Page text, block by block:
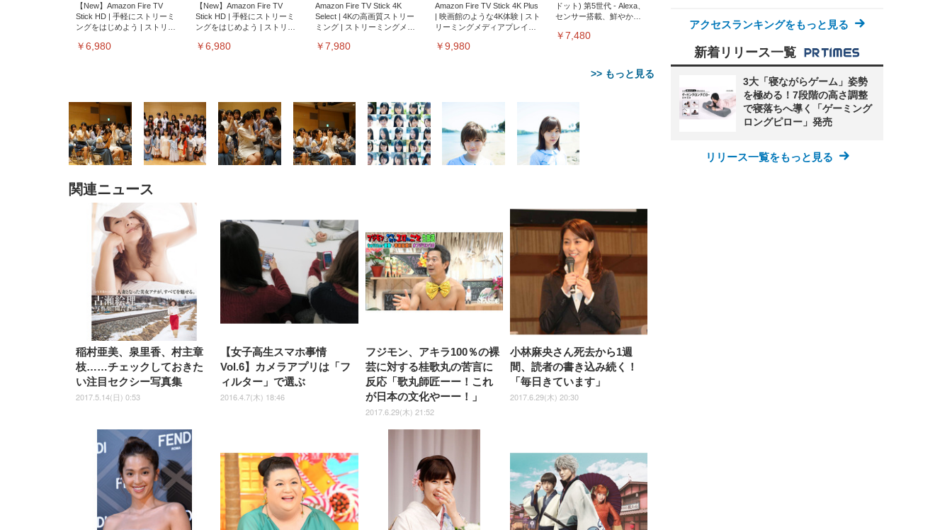
【New】Amazon Fire TV
Stick HD | 手軽にストリーミ
ングをはじめよう | ストリー
￥6,980
【New】Amazon Fire TV
Stick HD | 手軽にストリーミ
ングをはじめよう | ストリー
￥6,980
Amazon Fire TV Stick 4K
Select | 4Kの高画質ストリー
ミング | ストリーミングメデ
￥7,980
Amazon Fire TV Stick 4K Plus
| 映画館のような4K体験 | スト
リーミングメディアプレイヤ
￥9,980
ドット) 第5世代 - Alexa、
センサー搭載、鮮やかな
￥7,480
>> もっと見る
[EdoErgo] オフィスチェア 椅
子 テレワーク 疲れない 跳ね
上げ式アームレスト コンパク
ト 約105度ロッキング pc 事務
椅子 360度回転 座面昇降 強化
ナイロン樹脂ベース 通気性メ
ッシュ 在宅ワーク H-
WY01(黒網+黒枠+黒足)
￥5,699
／デスクチェア メッシュチェ
ア 人間工学 疲れない ブラッ
チェア 疲れない テレワーク
チェア 強化バックレスト 30
度ロッキング機能 人間工学 椅
子 腰サポート 90度跳ね上げ
式アームレスト 3Dヘッドレス
ト ハンガー付き 高反発クッシ
ョン PCチェア 通気性メッシ
ュ ゲーミング/勉強/事務用 お
しゃれ パソコンチェア (ブラ
ック)
￥7,680
Sezlife オフィスチェア デスク
チェア 疲れない テレワーク
チェア 強化バックレスト 30度
ロッキング機能 人間工学 椅子
腰サポート 90度跳ね上げ式ア
ームレスト 3Dヘッドレスト
ハンガー付き 高反発クッショ
ン PCチェア 通気性メッシュ
ゲーミング/勉強/事務用 おし
ゃれ パソコンチェア (ホワイ
￥7,680
ア デスクチェア 肘なし メ
ッシュ 通気性 ランバーサ
ポート付き 腰サポート ガ
ス圧無段階昇降 360度回
転 キャスター付き コンパ
クト 幅52×奥行58.5×高さ
84～96cm テレワーク 在
宅勤務 ブラック
￥4,139
EIZO ビジネス向けプレミア
ムモニター | FlexScan
EV3240X-WT | 31.5型4K
UHD・USB Type-C・ホワイ
￥105,595
EIZO ビジネス向けプレミア
EV2740X-WT | 27.0型4K
UHD・USB Type-C・ホワイ
ク付き（CFI-ZDM1J）
￥49,979
HD（1920×1080）VA 非光
沢 HDMI/DisplayPort/VGA
スピーカー内蔵 高さ調整 ス
イベル VESA対応
ComfortView ビジネス向け
￥15,800
Gaming Monitor 24” Essential ゲ
ーミングモニター QD 24.5インチ
1ms FHD 量子ドット 残像低減 (3
年保証 | 輝点保証 | 日本メーカー)
￥34,980
Amazonベーシック ペットシ
ーツ 薄型 レギュラー 1回使い
捨て 無香料 ホワイト 300枚
￥3,373
ーツ 厚型 ワイド 42枚x2袋(84
枚) ホワイト(吸収面:ライトブ
ツ L 中型犬用 26枚入り 単品
￥1,800
Smart Basic(スマートベーシ
ック) 【Amazon.co.jp限定】
Smart Basic アイリスオーヤマ
ペットシーツ 超厚型 お徳用
ワイド 100枚入 (x 1) (ケース
販売)
￥3,670
アイリスオーヤマ ペット
シーツ 超厚型 お徳用 レギ
ュラー 200枚入
【Amazon.co.jp限定】
￥3,731
関連ニュース
稲村亜美、泉里香、村主章
枝……チェックしておきた
い注目セクシー写真集
2017.5.14(日) 0:53
【女子高生スマホ事情
Vol.6】カメラアプリは「フ
ィルター」で選ぶ
2016.4.7(木) 18:46
フジモン、アキラ100％の裸
芸に対する桂歌丸の苦言に
反応「歌丸師匠ーー！これ
が日本の文化やーー！」
2017.6.29(木) 21:52
小林麻央さん死去から1週
間、読者の書き込み続く！
「毎日きています」
2017.6.29(木) 20:30
アクセスランキングをもっと見る
新着リリース一覧
3大「寝ながらゲーム」姿勢
を極める！7段階の高さ調整
で寝落ちへ導く「ゲーミング
ロングピロー」発売
リリース一覧をもっと見る